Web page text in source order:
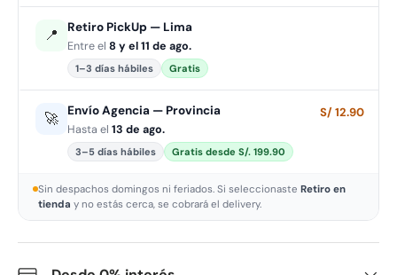
📍 Retiro PickUp — Lima
Entre el 8 y el 11 de ago.
1–3 días hábiles Gratis
🚀 Envío Agencia — Provincia
Hasta el 13 de ago.
3–5 días hábiles Gratis desde S/. 199.90
S/ 12.90
Sin despachos domingos ni feriados. Si seleccionaste Retiro en
tienda y no estás cerca, se cobrará el delivery.